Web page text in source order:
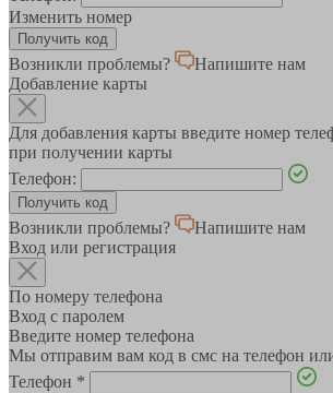
Изменить номер
Возникли проблемы?
Напишите нам
Добавление карты
Для добавления карты введите номер
при получении карты
Телефон:
Возникли проблемы?
Напишите нам
Вход или регистрация
По номеру телефона
Вход с паролем
Введите номер телефона
Мы отправим вам код в смс на телефон
Телефон *